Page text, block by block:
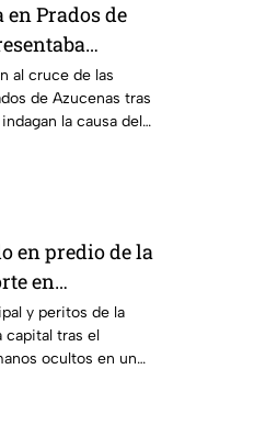
Prados de
al cruce de las
de Azucenas tras
la causa del
en predio de la
en
y peritos de la
capital tras el
ocultos en un